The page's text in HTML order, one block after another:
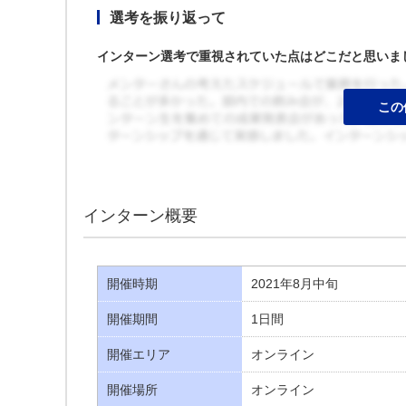
選考を振り返って
インターン選考で重視されていた点はどこだと思いま
インターン概要
開催時期 2021年8月中旬
開催期間 1日間
開催エリア オンライン
開催場所 オンライン